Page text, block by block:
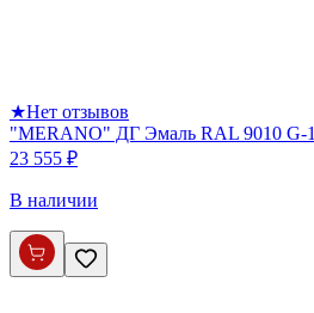
★Нет отзывов
"MERANO" ДГ Эмаль RAL 9010 G-1
23 555 ₽
В наличии